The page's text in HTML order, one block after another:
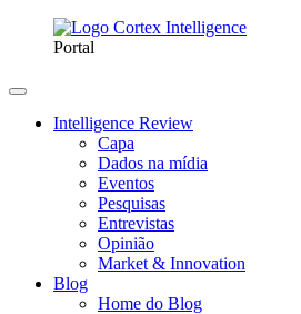
Portal
Intelligence Review
Capa
Dados na mídia
Eventos
Pesquisas
Entrevistas
Opinião
Market & Innovation
Blog
Home do Blog